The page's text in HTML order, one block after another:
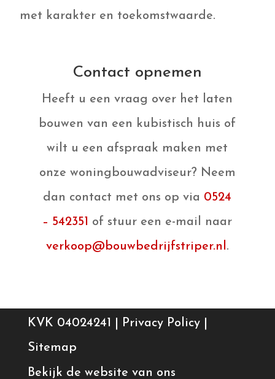
met karakter en toekomstwaarde.
Contact opnemen
Heeft u een vraag over het laten
bouwen van een kubistisch huis of
wilt u een afspraak maken met
onze woningbouwadviseur? Neem
dan contact met ons op via 0524
– 542351 of stuur een e-mail naar
verkoop@bouwbedrijfstriper.nl.
KVK 04024241 | Privacy Policy|
Sitemap
Bekijk de website van ons